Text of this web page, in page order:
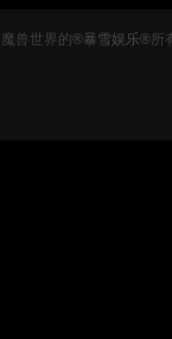
魔兽世界的®暴雪娱乐®所